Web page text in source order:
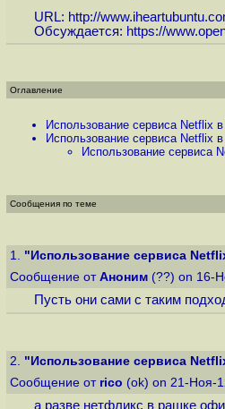
URL: http://
Обсуждается: https://
Оглавление
Использование сервиса Netflix
Использование сервиса Netflix
Использование сервиса
Сообщения по теме
1. "Использование сервиса
Сообщение от Аноним (??) on 16-
Пусть они сами с таким
2. "Использование сервиса
Сообщение от rico (ok) on 21-Ноя-
а разве нетфликс в рашке